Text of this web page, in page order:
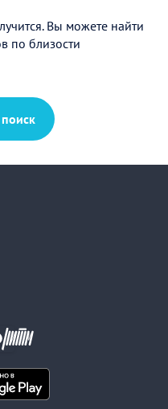
Вы можете найти
по близости